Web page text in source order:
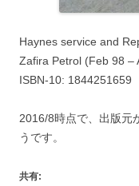
Haynes service and
Zafira Petrol (Feb 98 –
ISBN-10: 1844251659
2016/8時点で、出版元
うです。
共有: